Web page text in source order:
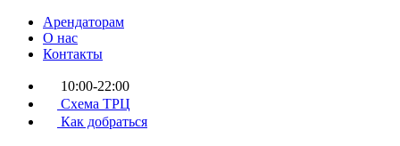
Арендаторам
О нас
Контакты
10:00-22:00
Схема ТРЦ
Как добраться